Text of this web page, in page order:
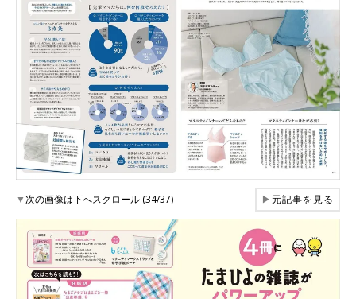
▼次の画像は下へスクロール (34/37) ▶元記事を見る